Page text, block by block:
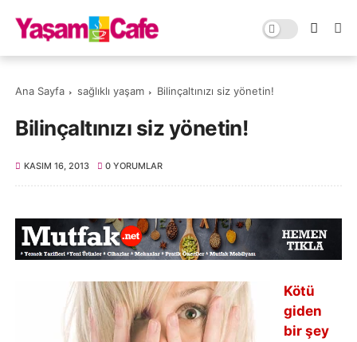
Ana Sayfa sağlıklı yaşam Bilinçaltınızı siz yönetin!
Bilinçaltınızı siz yönetin!
KASIM 16, 2013 0 YORUMLAR
Kötü
giden
bir şey